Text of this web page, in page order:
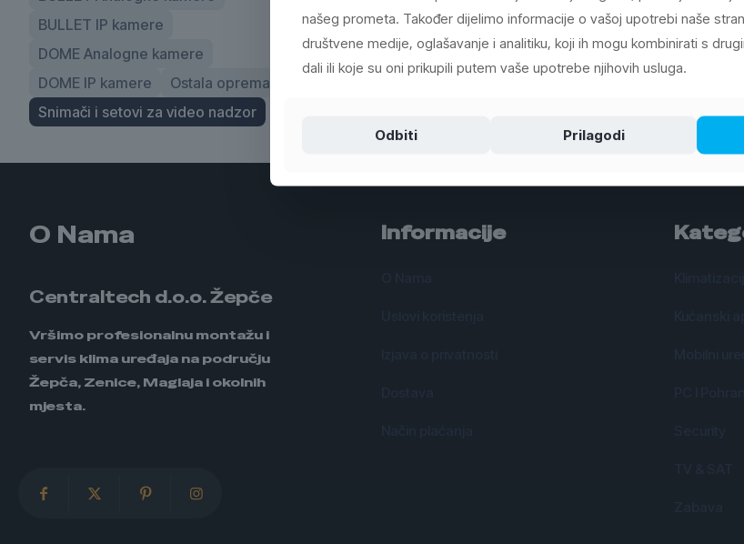
BULLET IP kamere
DOME Analogne kamere
DOME IP kamere
Ostala oprema
Snimači i setovi za video nadzor
O Nama
Centraltech d.o.o. Žepče
Vršimo profesionalnu montažu i
servis klima uređaja na području
Žepča, Zenice, Maglaja i okolnih
mjesta.
Informacije
našeg prometa. Također dijelimo informacije o vašoj upotrebi naše
društvene medije, oglašavanje i analitiku, koji ih mogu kombinirati s
dali ili koje su oni prikupili putem vaše upotrebe njihovih usluga.
Odbiti Prilagodi